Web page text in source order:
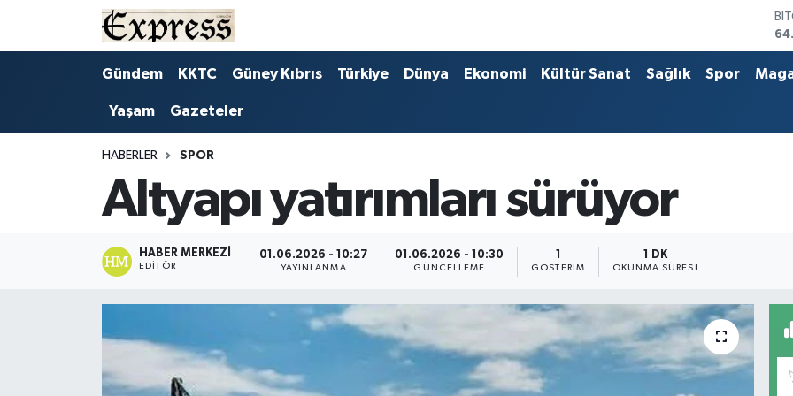
Gündem KKTC Güney Kıbrıs Türkiye Dünya Ekonomi Kültür Sanat Sağlık Spor
Yaşam Gazeteler
HABERLER SPOR
Altyapı yatırımları sürüyor
HABER MERKEZI
EDITÖR
01.06.2026 - 10:27
YAYINLANMA
01.06.2026 - 10:30
GÜNCELLEME GÖSTERIM
1 DK
OKUNMA SÜRESI
ALAYKÖY
ALSANCAK
ÇATALKÖY
EKONOMİ
ENGLISH
Hava Durumu
Trafik Durumu
Süper Lig Puan Durumu ve Fikstür
Tüm Manşetler
Son Dakika Haberleri